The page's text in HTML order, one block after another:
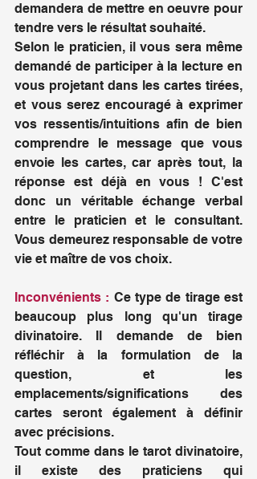
demandera de mettre en oeuvre pour
tendre vers le résultat souhaité.
Selon le praticien, il vous sera même
demandé de participer à la lecture en
vous projetant dans les cartes tirées,
et vous serez encouragé à exprimer
vos ressentis/intuitions afin de bien
comprendre le message que vous
envoie les cartes, car après tout, la
réponse est déjà en vous ! C'est
donc un véritable échange verbal
entre le praticien et le consultant.
Vous demeurez responsable de votre
vie et maître de vos choix.
Inconvénients : Ce type de tirage est
beaucoup plus long qu'un tirage
divinatoire. Il demande de bien
réfléchir à la formulation de la
question, et les
emplacements/significations des
cartes seront également à définir
avec précisions.
Tout comme dans le tarot divinatoire,
il existe des praticiens qui